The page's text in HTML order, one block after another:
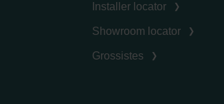
Installer locator
Showroom locator
Grossistes